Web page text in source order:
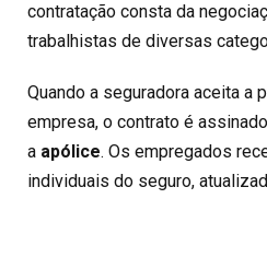
contratação consta da
trabalhistas de diversas
Quando a seguradora aceita a
empresa, o contrato é
a apólice. Os empregados
individuais do seguro,